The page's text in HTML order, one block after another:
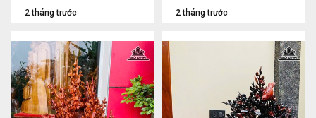
2 tháng trước 2 tháng trước